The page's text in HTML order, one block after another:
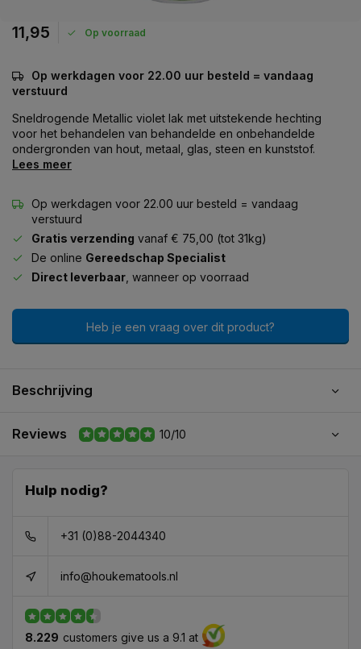
11,95 Op voorraad
Op werkdagen voor 22.00 uur besteld = vandaag
verstuurd
Sneldrogende Metallic violet lak met uitstekende hechting
voor het behandelen van behandelde en onbehandelde
ondergronden van hout, metaal, glas, steen en kunststof.
Lees meer
Op werkdagen voor 22.00 uur besteld = vandaag
verstuurd
Gratis verzending vanaf € 75,00 (tot 31kg)
De online Gereedschap Specialist
Direct leverbaar , wanneer op voorraad
Heb je een vraag over dit product?
Beschrijving
Reviews 10/10
Hulp nodig?
+31 (0)88-2044340
info@houkematools.nl
8.229 customers give us a 9.1 at